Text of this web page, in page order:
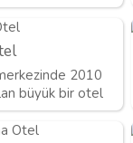
2010
büyük bir otel